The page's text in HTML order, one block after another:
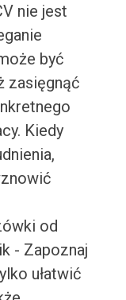
nie jest
być
zasięgnąć
Kiedy
od
- Zapoznaj
ułatwić